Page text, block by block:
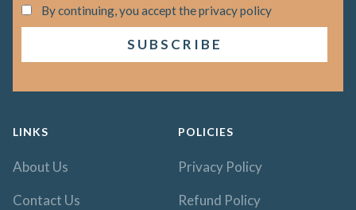
By continuing, you accept the privacy policy
LINKS
About Us
Contact Us
POLICIES
Privacy Policy
Refund Policy